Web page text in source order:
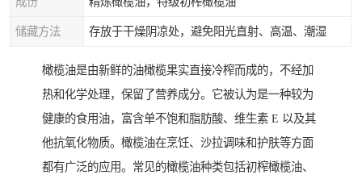
储藏方法 存放于干燥阴凉处，避免阳光直射、高温、潮湿
橄榄油是由新鲜的油橄榄果实直接冷榨而成的，不经加
热和化学处理，保留了营养成分。它被认为是一种较为
健康的食用油，富含单不饱和脂肪酸、维生素 E 以及其
他抗氧化物质。橄榄油在烹饪、沙拉调味和护肤等方面
都有广泛的应用。常见的橄榄油种类包括初榨橄榄油、